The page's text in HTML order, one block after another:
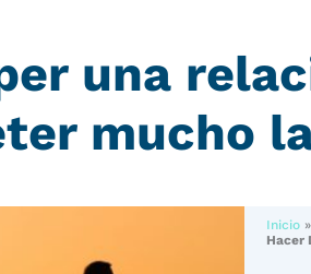
una
mucho
Inicio »
Hacer